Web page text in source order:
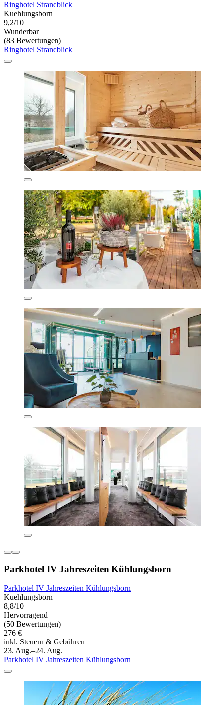
Ringhotel Strandblick
Kuehlungsborn
9,2/10
Wunderbar
(83 Bewertungen)
Ringhotel Strandblick
Parkhotel IV Jahreszeiten Kühlungsborn
Parkhotel IV Jahreszeiten Kühlungsborn
Kuehlungsborn
8,8/10
Hervorragend
(50 Bewertungen)
276 €
inkl. Steuern & Gebühren
23. Aug.–24. Aug.
Parkhotel IV Jahreszeiten Kühlungsborn